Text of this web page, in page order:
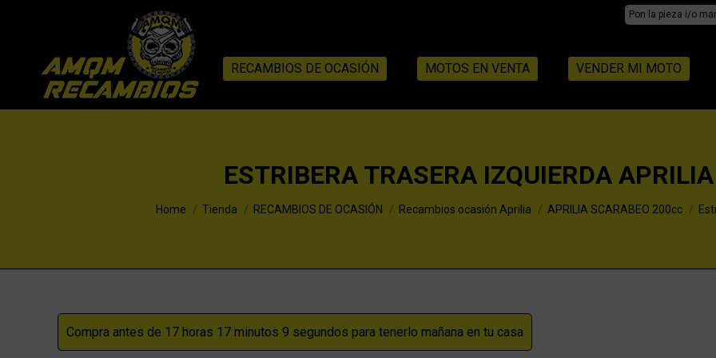
Search:
RECAMBIOS DE OCASIÓN MOTOS EN VENTA VENDER MI MOTO
ESTRIBERA TRASERA IZQUIERDA
You are here:
Home Tienda RECAMBIOS DE OCASIÓN Recambios ocasión Aprilia APRILIA SCARABEO 200cc
Compra antes de 17 horas 17 minutos 8 segundos para tenerlo mañana en tu casa